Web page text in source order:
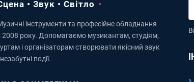
• Звук • Світло
інструменти та професійне обладнання
2008 року. Допомагаємо музикантам, студіям,
і організаторам створювати якісний звук
незабутні події.